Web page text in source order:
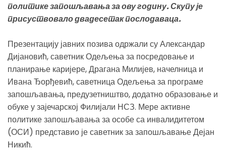
политике запошљавања за ову годину. Скупу је
присуствовало двадесетак послодаваца.
Презентацију јавних позива одржали су Александар
Дијановић, саветник Одељења за посредовање и
планирање каријере, Драгана Милијев, начелница и
Ивана Ђорђевић, саветница Одељења за програме
запошљавања, предузетништво, додатно образовање и
обуке у зајечарској Филијали НСЗ. Мере активне
политике запошљавања за особе са инвалидитетом
(ОСИ) представио је саветник за запошљавање Дејан
Никић.